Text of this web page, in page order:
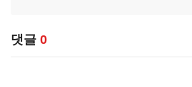
댓글 0